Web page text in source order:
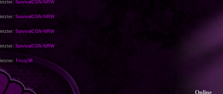
letzter: SurvivalCGN-NRW
letzter: SurvivalCGN-NRW
letzter: SurvivalCGN-NRW
letzter: SurvivalCGN-NRW
letzter: Firsty38
Online